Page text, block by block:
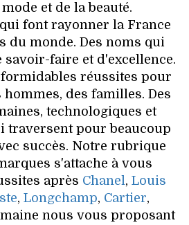
DE RUE
CRÉATEURS
DES MARQUES
DÉCO
& LOISIRS
et de la beauté.
font rayonner la France
du monde. Des noms qui
savoir-faire et d'excellence.
formidables réussites pour
hommes, des familles. Des
technologiques et
traversent pour beaucoup
succès. Notre rubrique
s'attache à vous
après Chanel, Louis
, Longchamp, Cartier,
nous vous proposant